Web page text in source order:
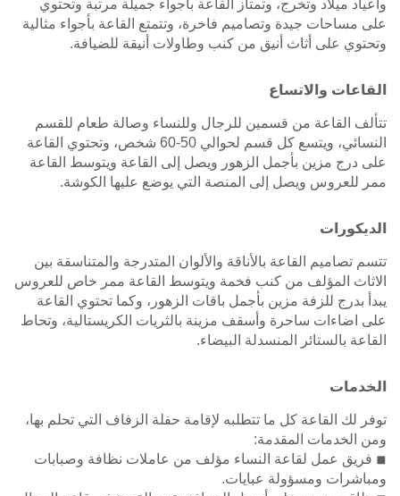
وأعياد ميلاد وتخرج، وتمتاز القاعة بأجواء جميلة مرتبة وتحتوي
على مساحات جيدة وتصاميم فاخرة، وتتمتع القاعة بأجواء مثالية
وتحتوي على أثاث أنيق من كنب وطاولات أنيقة للضيافة.
القاعات والاتساع
تتألف القاعة من قسمين للرجال وللنساء وصالة طعام للقسم
النسائي، ويتسع كل قسم لحوالي 50-60 شخص، وتحتوي القاعة
على درج مزين بأجمل الزهور ويصل إلى القاعة ويتوسط القاعة
ممر للعروس ويصل إلى المنصة التي يوضع عليها الكوشة.
الديكورات
تتسم تصاميم القاعة بالأناقة والألوان المتدرجة والمتناسقة بين
الاثاث المؤلف من كنب فخمة ويتوسط القاعة ممر خاص للعروس
يبدأ بدرج للزفة مزين بأجمل باقات الزهور، وكما تحتوي القاعة
على اضاءات ساحرة وأسقف مزينة بالثريات الكريستالية، وتحاط
القاعة بالستائر المنسدلة البيضاء.
الخدمات
توفر لك القاعة كل ما تتطلبه لإقامة حفلة الزفاف التي تحلم بها،
ومن الخدمات المقدمة:
◾ فريق عمل لقاعة النساء مؤلف من عاملات نظافة وصبابات
ومباشرات ومسؤولة عبايات.